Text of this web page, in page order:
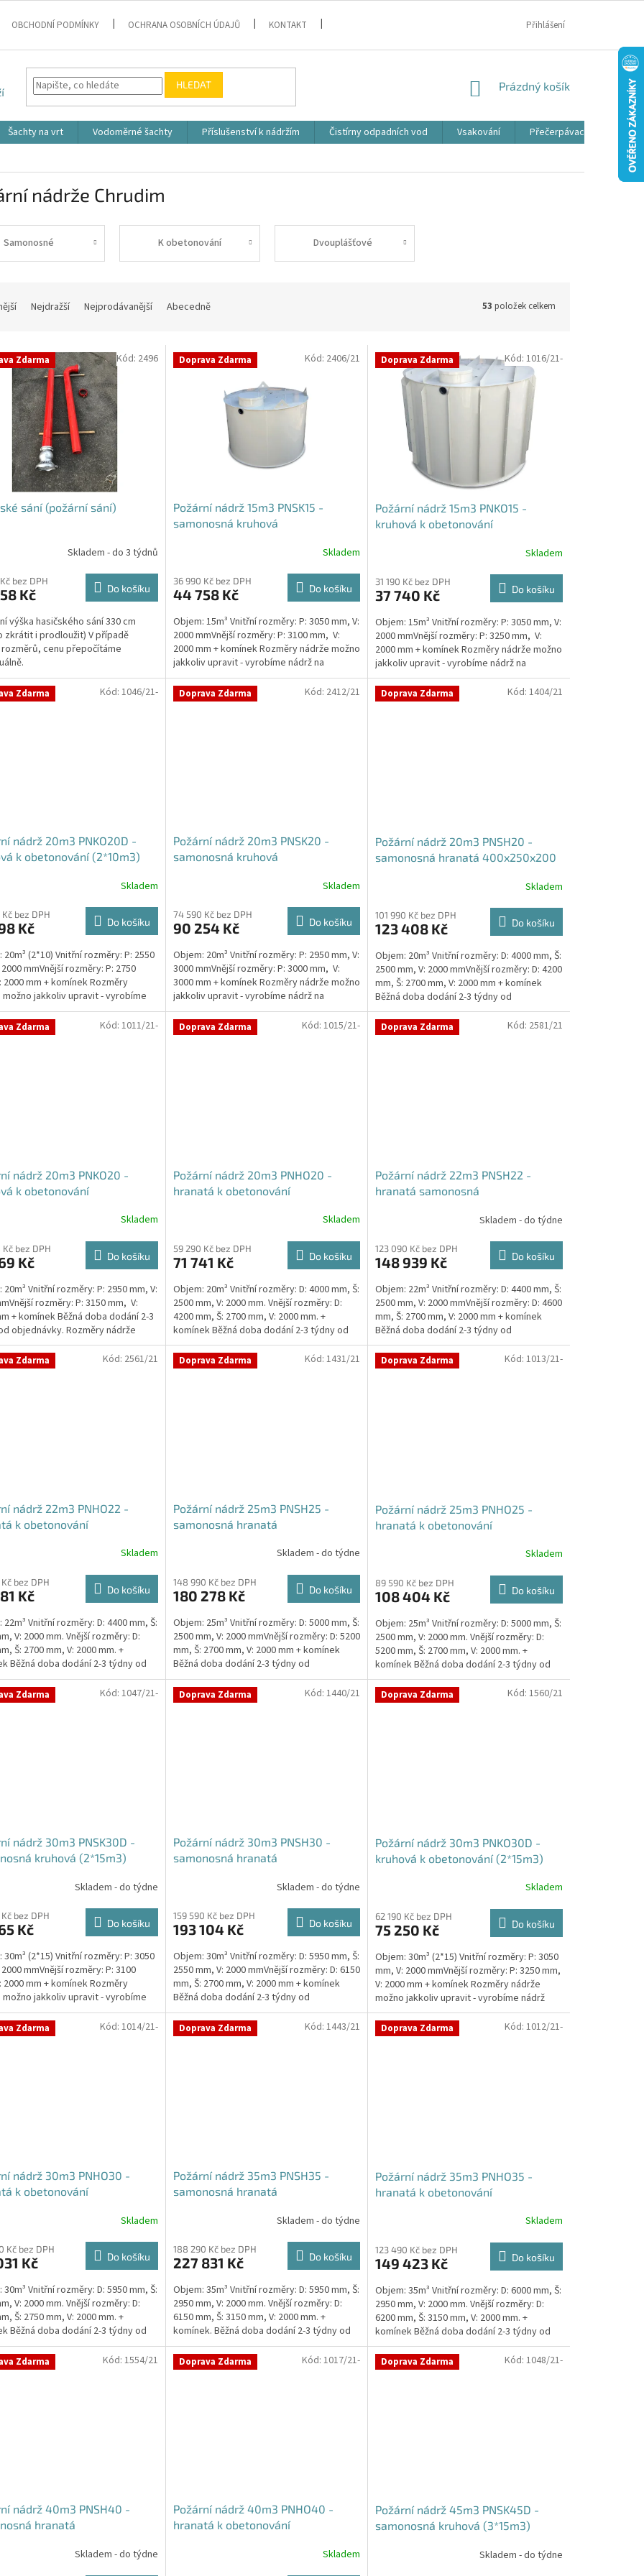
OBCHODNÍ PODMÍNKY OCHRANA OSOBNÍCH ÚDAJŮ KONTAKT Přihlášení
HLEDAT
NÁKUPNÍ
Prázdný košík
Šachty na vrt Vodoměrné šachty Příslušenství k nádržím Čistírny odpadních vod Vsakování Přečerpávací jímky
nádrže Chrudim
Samonosné K obetonování Dvouplášťové
Nejdražší Nejprodávanější Abecedně 53 položek celkem
Zdarma
sání (požární sání)
Skladem - do 3 týdnů
bez DPH
Kč Do košíku
výška hasičského sání 330 cm
zkrátit i prodloužit) V případě
rozměrů, cenu přepočítáme
Kód: 2496 Doprava Zdarma
Požární nádrž 15m3 PNSK15 -
samonosná kruhová
Skladem
36 990 Kč bez DPH
44 758 Kč Do košíku
Objem: 15m³ Vnitřní rozměry: P: 3050 mm, V:
2000 mmVnější rozměry: P: 3100 mm, V:
2000 mm + komínek Rozměry nádrže možno
jakkoliv upravit - vyrobíme nádrž na
míru!Nádrž...
Kód: 2406/21 Doprava Zdarma
Požární nádrž 15m3 PNKO15 -
kruhová k obetonování
Skladem
31 190 Kč bez DPH
37 740 Kč Do košíku
Objem: 15m³ Vnitřní rozměry: P: 3050 mm, V:
2000 mmVnější rozměry: P: 3250 mm, V:
2000 mm + komínek Rozměry nádrže možno
jakkoliv upravit - vyrobíme nádrž na
míru!Nádrž...
Kód: 1016/21-
Zdarma
nádrž 20m3 PNKO20D -
k obetonování (2*10m3)
Skladem
bez DPH
Kč Do košíku
20m³ (2*10) Vnitřní rozměry: P: 2550
mmVnější rozměry: P: 2750
2000 mm + komínek Rozměry
možno jakkoliv upravit - vyrobíme
Kód: 1046/21- Doprava Zdarma
Požární nádrž 20m3 PNSK20 -
samonosná kruhová
Skladem
74 590 Kč bez DPH
90 254 Kč Do košíku
Objem: 20m³ Vnitřní rozměry: P: 2950 mm, V:
3000 mmVnější rozměry: P: 3000 mm, V:
3000 mm + komínek Rozměry nádrže možno
jakkoliv upravit - vyrobíme nádrž na
míru!Nádrž...
Kód: 2412/21 Doprava Zdarma
Požární nádrž 20m3 PNSH20 -
samonosná hranatá 400x250x200
Skladem
101 990 Kč bez DPH
123 408 Kč Do košíku
Objem: 20m³ Vnitřní rozměry: D: 4000 mm, Š:
2500 mm, V: 2000 mmVnější rozměry: D: 4200
mm, Š: 2700 mm, V: 2000 mm + komínek
Běžná doba dodání 2-3 týdny od
objednávky. Rozměry...
Kód: 1404/21
Zdarma
nádrž 20m3 PNKO20 -
k obetonování
Skladem
bez DPH
Kč Do košíku
20m³ Vnitřní rozměry: P: 2950 mm, V:
rozměry: P: 3150 mm, V:
+ komínek Běžná doba dodání 2-3
objednávky. Rozměry nádrže
Kód: 1011/21- Doprava Zdarma
Požární nádrž 20m3 PNHO20 -
hranatá k obetonování
produktu
je
z
5
hvězdiček.
Skladem
59 290 Kč bez DPH
71 741 Kč Do košíku
Objem: 20m³ Vnitřní rozměry: D: 4000 mm, Š:
2500 mm, V: 2000 mm. Vnější rozměry: D:
4200 mm, Š: 2700 mm, V: 2000 mm. +
komínek Běžná doba dodání 2-3 týdny od
objednávky....
Kód: 1015/21- Doprava Zdarma
Požární nádrž 22m3 PNSH22 -
hranatá samonosná
Skladem - do týdne
123 090 Kč bez DPH
148 939 Kč Do košíku
Objem: 22m³ Vnitřní rozměry: D: 4400 mm, Š:
2500 mm, V: 2000 mmVnější rozměry: D: 4600
mm, Š: 2700 mm, V: 2000 mm + komínek
Běžná doba dodání 2-3 týdny od
objednávky. Rozměry...
Kód: 2581/21
Zdarma
nádrž 22m3 PNHO22 -
k obetonování
Skladem
bez DPH
Kč Do košíku
Vnitřní rozměry: D: 4400 mm, Š:
V: 2000 mm. Vnější rozměry: D:
Š: 2700 mm, V: 2000 mm. +
Běžná doba dodání 2-3 týdny od
Kód: 2561/21 Doprava Zdarma
Požární nádrž 25m3 PNSH25 -
samonosná hranatá
Skladem - do týdne
148 990 Kč bez DPH
180 278 Kč Do košíku
Objem: 25m³ Vnitřní rozměry: D: 5000 mm, Š:
2500 mm, V: 2000 mmVnější rozměry: D: 5200
mm, Š: 2700 mm, V: 2000 mm + komínek
Běžná doba dodání 2-3 týdny od
objednávky. Rozměry...
Kód: 1431/21 Doprava Zdarma
Požární nádrž 25m3 PNHO25 -
hranatá k obetonování
produktu
je
z
5
hvězdiček.
Skladem
89 590 Kč bez DPH
108 404 Kč Do košíku
Objem: 25m³ Vnitřní rozměry: D: 5000 mm, Š:
2500 mm, V: 2000 mm. Vnější rozměry: D:
5200 mm, Š: 2700 mm, V: 2000 mm. +
komínek Běžná doba dodání 2-3 týdny od
objednávky....
Kód: 1013/21-
Zdarma
nádrž 30m3 PNSK30D -
kruhová (2*15m3)
Skladem - do týdne
bez DPH
Kč Do košíku
30m³ (2*15) Vnitřní rozměry: P: 3050
mmVnější rozměry: P: 3100
2000 mm + komínek Rozměry
možno jakkoliv upravit - vyrobíme
Kód: 1047/21- Doprava Zdarma
Požární nádrž 30m3 PNSH30 -
samonosná hranatá
Skladem - do týdne
159 590 Kč bez DPH
193 104 Kč Do košíku
Objem: 30m³ Vnitřní rozměry: D: 5950 mm, Š:
2550 mm, V: 2000 mmVnější rozměry: D: 6150
mm, Š: 2700 mm, V: 2000 mm + komínek
Běžná doba dodání 2-3 týdny od
objednávky. Rozměry...
Kód: 1440/21 Doprava Zdarma
Požární nádrž 30m3 PNKO30D -
kruhová k obetonování (2*15m3)
Skladem
62 190 Kč bez DPH
75 250 Kč Do košíku
Objem: 30m³ (2*15) Vnitřní rozměry: P: 3050
mm, V: 2000 mmVnější rozměry: P: 3250 mm,
V: 2000 mm + komínek Rozměry nádrže
možno jakkoliv upravit - vyrobíme nádrž
na...
Kód: 1560/21
Zdarma
nádrž 30m3 PNHO30 -
k obetonování
Skladem
Kč bez DPH
Kč Do košíku
Vnitřní rozměry: D: 5950 mm, Š:
V: 2000 mm. Vnější rozměry: D:
Š: 2750 mm, V: 2000 mm. +
Běžná doba dodání 2-3 týdny od
Kód: 1014/21- Doprava Zdarma
Požární nádrž 35m3 PNSH35 -
samonosná hranatá
Skladem - do týdne
188 290 Kč bez DPH
227 831 Kč Do košíku
Objem: 35m³ Vnitřní rozměry: D: 5950 mm, Š:
2950 mm, V: 2000 mm. Vnější rozměry: D:
6150 mm, Š: 3150 mm, V: 2000 mm. +
komínek. Běžná doba dodání 2-3 týdny od
objednávky....
Kód: 1443/21 Doprava Zdarma
Požární nádrž 35m3 PNHO35 -
hranatá k obetonování
produktu
je
z
5
hvězdiček.
Skladem
123 490 Kč bez DPH
149 423 Kč Do košíku
Objem: 35m³ Vnitřní rozměry: D: 6000 mm, Š:
2950 mm, V: 2000 mm. Vnější rozměry: D:
6200 mm, Š: 3150 mm, V: 2000 mm. +
komínek Běžná doba dodání 2-3 týdny od
objednávky....
Kód: 1012/21-
Zdarma
nádrž 40m3 PNSH40 -
hranatá
Skladem - do týdne
Kód: 1554/21 Doprava Zdarma
Požární nádrž 40m3 PNHO40 -
hranatá k obetonování
Skladem
Kód: 1017/21- Doprava Zdarma
Požární nádrž 45m3 PNSK45D -
samonosná kruhová (3*15m3)
Skladem - do týdne
Kód: 1048/21-